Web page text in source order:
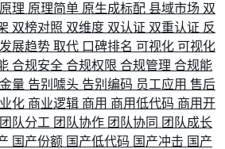
原理 原理简单 原生成标配 县域市场 双
双榜对照 双维度 双认证 双重认证 反
发展趋势 取代 口碑排名 可视化 可视化
合规安全 合规权限 合规管理 合规能
量 告别噱头 告别编码 员工应用 售后
化 商业逻辑 商用 商用低代码 商用开
团队分工 团队协作 团队协同 团队成长
国产份额 国产低代码 国产冲击 国产